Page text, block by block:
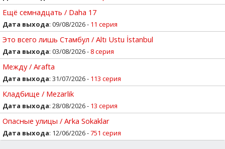
Ещё семнадцать / Daha 17
Дата выхода: 09/08/2026 - 11 серия
Это всего лишь Стамбул / Altı Ustu İstanbul
Дата выхода: 03/08/2026 - 8 серия
Между / Arafta
Дата выхода: 31/07/2026 - 113 серия
Кладбище / Mezarlik
Дата выхода: 28/08/2026 - 13 серия
Опасные улицы / Arka Sokaklar
Дата выхода: 12/06/2026 -751 серия